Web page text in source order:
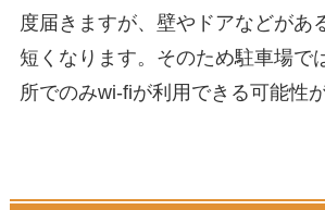
度届きますが、壁やドアなどがあ
短くなります。そのため駐車場で
所でのみwi-fiが利用できる可能性